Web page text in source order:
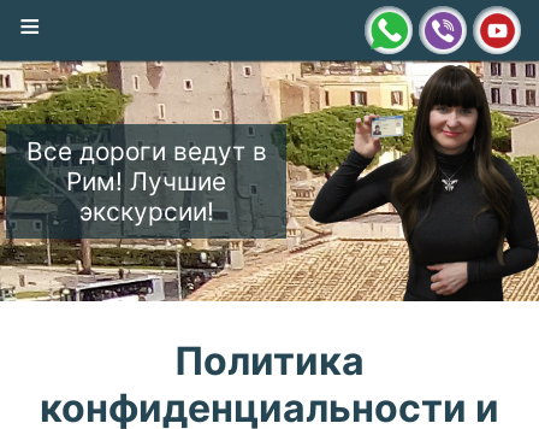
Все дороги ведут в
Рим! Лучшие
экскурсии!
≡
Политика
конфиденциальности и